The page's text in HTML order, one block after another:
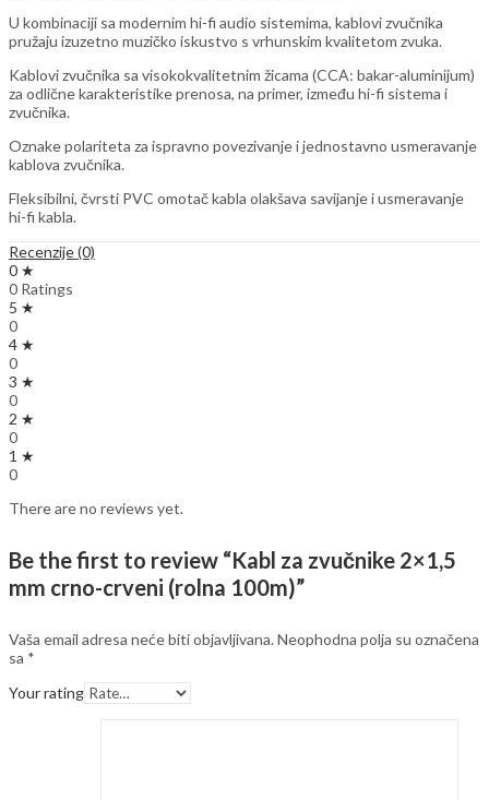
U kombinaciji sa modernim hi-fi audio sistemima, kablovi zvučnika
pružaju izuzetno muzičko iskustvo s vrhunskim kvalitetom zvuka.
Kablovi zvučnika sa visokokvalitetnim žicama (CCA: bakar-aluminijum)
za odlične karakteristike prenosa, na primer, između hi-fi sistema i
zvučnika.
Oznake polariteta za ispravno povezivanje i jednostavno usmeravanje
kablova zvučnika.
Fleksibilni, čvrsti PVC omotač kabla olakšava savijanje i usmeravanje
hi-fi kabla.
Recenzije (0)
0 ★
0 Ratings
5 ★
0
4 ★
0
3 ★
0
2 ★
0
1 ★
0
There are no reviews yet.
Be the first to review “Kabl za zvučnike 2×1,5
mm crno-crveni (rolna 100m)”
Vaša email adresa neće biti objavljivana.Neophodna polja su označena
sa *
Your rating